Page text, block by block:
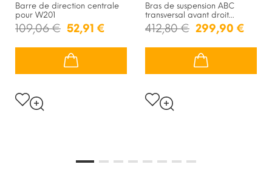
Barre de direction centrale
pour W201
109,06 € 52,91 €
Bras de suspension ABC
transversal avant droit...
412,80 € 299,90 €